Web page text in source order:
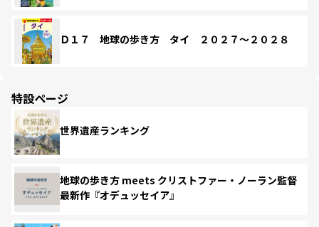
Ｄ１７ 地球の歩き方 タイ ２０２７～２０２８
特設ページ
世界遺産ランキング
地球の歩き方 meets クリストファー・ノーラン監督
最新作『オデュッセイア』